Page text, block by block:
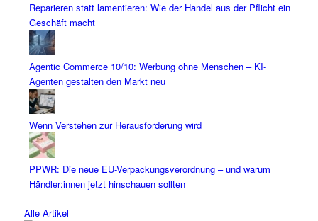
Reparieren statt lamentieren: Wie der Handel aus der Pflicht ein
Geschäft macht
Agentic Commerce 10/10: Werbung ohne Menschen – KI-
Agenten gestalten den Markt neu
Wenn Verstehen zur Herausforderung wird
PPWR: Die neue EU-Verpackungsverordnung – und warum
Händler:innen jetzt hinschauen sollten
Alle Artikel